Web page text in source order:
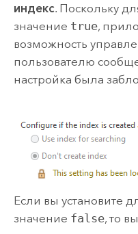
индекс. Поскольку
значение true,
возможность
пользователю
настройка была
Если вы установите
значение false, то